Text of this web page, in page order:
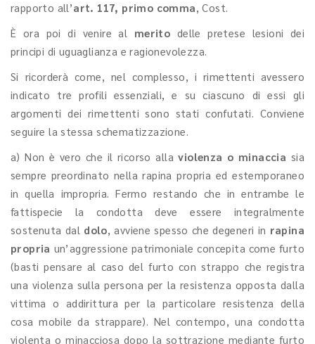
rapporto all’art. 117, primo comma, Cost.
È ora poi di venire al merito delle pretese lesioni dei
principi di uguaglianza e ragionevolezza.
Si ricorderà come, nel complesso, i rimettenti avessero
indicato tre profili essenziali, e su ciascuno di essi gli
argomenti dei rimettenti sono stati confutati. Conviene
seguire la stessa schematizzazione.
a) Non è vero che il ricorso allaviolenza o minaccia sia
sempre preordinato nella rapina propria ed estemporaneo
in quella impropria. Fermo restando che in entrambe le
fattispecie la condotta deve essere integralmente
sostenuta dal dolo, avviene spesso che degeneri in rapina
propria un’aggressione patrimoniale concepita come furto
(basti pensare al caso del furto con strappo che registra
una violenza sulla persona per la resistenza opposta dalla
vittima o addirittura per la particolare resistenza della
cosa mobile da strappare). Nel contempo, una condotta
violenta o minacciosa dopo la sottrazione mediante furto